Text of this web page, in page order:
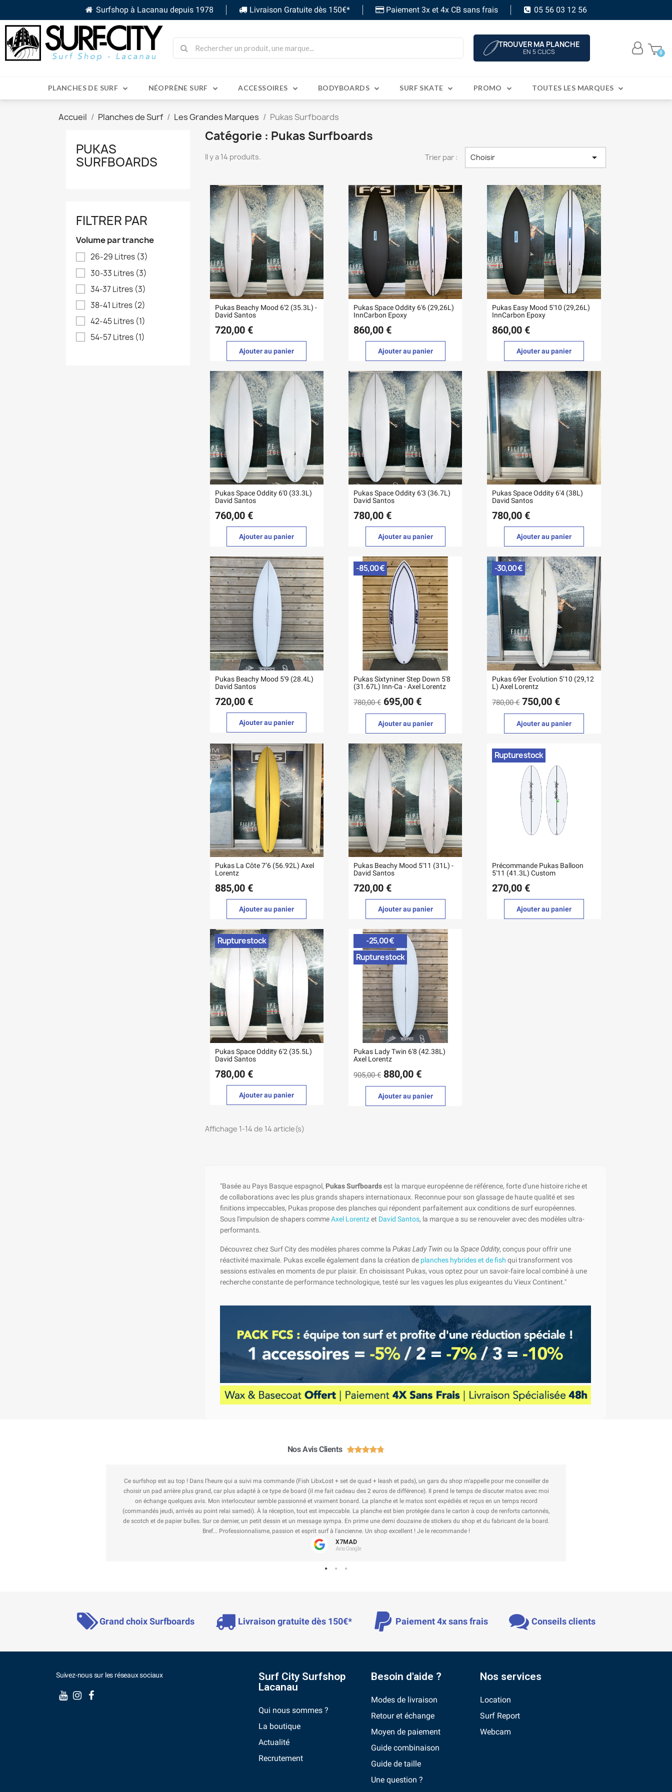
Surfshop à Lacanau depuis 1978 Livraison Gratuite dès 150€* Paiement 3x et 4x CB sans frais 05 56 03 12 56
TROUVER MA PLANCHE
EN 5 CLICS
PLANCHES DE SURF NÉOPRÈNE SURF ACCESSOIRES BODYBOARDS SURF SKATE PROMO TOUTES LES MARQUES
Accueil Planches de Surf Les Grandes Marques Pukas Surfboards
PUKAS
SURFBOARDS
FILTRER PAR
Volume par tranche
26-29 Litres (3)
30-33 Litres (3)
34-37 Litres (3)
38-41 Litres (2)
42-45 Litres (1)
54-57 Litres (1)
Catégorie : Pukas Surfboards
Il y a 14 produits. Trier par : Choisir 
Pukas Beachy Mood 6'2 (35.3L) -
David Santos
720,00 €
Ajouter au panier
Pukas Space Oddity 6'6 (29,26L)
InnCarbon Epoxy
860,00 €
Ajouter au panier
Pukas Easy Mood 5'10 (29,26L)
InnCarbon Epoxy
860,00 €
Ajouter au panier
Pukas Space Oddity 6'0 (33.3L)
David Santos
760,00 €
Ajouter au panier
Pukas Space Oddity 6'3 (36.7L)
David Santos
780,00 €
Ajouter au panier
Pukas Space Oddity 6'4 (38L)
David Santos
780,00 €
Ajouter au panier
Pukas Beachy Mood 5'9 (28.4L)
David Santos
720,00 €
Ajouter au panier
-85,00 €
Pukas Sixtyniner Step Down 5'8
(31.67L) Inn-Ca - Axel Lorentz
780,00 € 695,00 €
Ajouter au panier
-30,00 €
Pukas 69er Evolution 5’10 (29,12
L) Axel Lorentz
780,00 € 750,00 €
Ajouter au panier
Pukas La Côte 7’6 (56.92L) Axel
Lorentz
885,00 €
Ajouter au panier
Pukas Beachy Mood 5'11 (31L) -
David Santos
720,00 €
Ajouter au panier
Rupture stock
Précommande Pukas Balloon
5'11 (41.3L) Custom
270,00 €
Ajouter au panier
Rupture stock
Pukas Space Oddity 6'2 (35.5L)
David Santos
780,00 €
Ajouter au panier
-25,00 €
Rupture stock
Pukas Lady Twin 6'8 (42.38L)
Axel Lorentz
905,00 € 880,00 €
Ajouter au panier
Affichage 1-14 de 14 article(s)
"Basée au Pays Basque espagnol, Pukas Surfboardsest la marque européenne de référence, forte d'une histoire riche et
de collaborations avec les plus grands shapers internationaux. Reconnue pour son glassage de haute qualité et ses
finitions impeccables, Pukas propose des planches qui répondent parfaitement aux conditions de surf européennes.
Sous l'impulsion de shapers commeAxel Lorentzet David Santos, la marque a su se renouveler avec des modèles ultra-
performants.
Découvrez chez Surf City des modèles phares comme la Pukas Lady Twin ou la Space Oddity, conçus pour offrir une
réactivité maximale. Pukas excelle également dans la création deplanches hybrides et de fish qui transforment vos
sessions estivales en moments de pur plaisir. En choisissant Pukas, vous optez pour un savoir-faire local combiné à une
recherche constante de performance technologique, testé sur les vagues les plus exigeantes du Vieux Continent."
Nos Avis Clients 
Au top ! J'ai commandé des airfresher pour ma voiture, envoi rapide et soigné jusqu'à Nice, avec un autocolant Lacanau en plus. Je n'hésiterai pas à
recommander chez vous.
Valentin L
Avis Google
Grand choix Surfboards Livraison gratuite dès 150€* Paiement 4x sans frais Conseils clients
Suivez-nous sur les réseaux sociaux
Surf City Surfshop
Lacanau
Qui nous sommes ?
La boutique
Actualité
Recrutement
Besoin d'aide ?
Modes de livraison
Retour et échange
Moyen de paiement
Guide combinaison
Guide de taille
Une question ?
Nos services
Location
Surf Report
Webcam